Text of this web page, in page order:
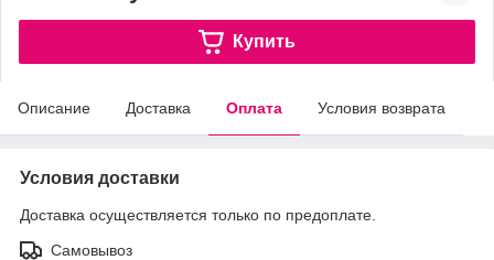
Купить
Описание Доставка Оплата Условия возврата
Условия доставки
Доставка осуществляется только по предоплате.
Самовывоз